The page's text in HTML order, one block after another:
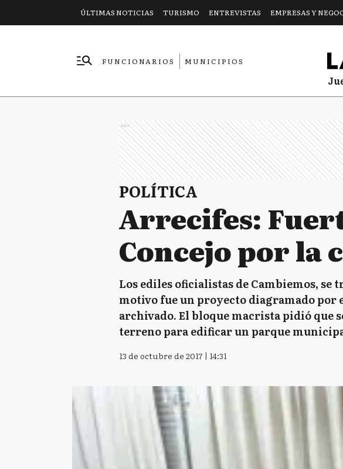
ÚLTIMAS NOTICIAS TURISMO ENTREVISTAS EMPRESAS Y
FUNCIONARIOS
MUNICIPIOS
Ads
POLÍTICA
Arrecifes:
Concejo por la
Los ediles oficialistas de Cambiemos, se
motivo fue un proyecto diagramado por
archivado. El bloque macrista pidió que
terreno para edificar un parque
13 de octubre de 2017 | 14:31